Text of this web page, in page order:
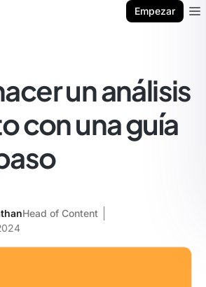
Empezar
un análisis
con una guía
Head of Content